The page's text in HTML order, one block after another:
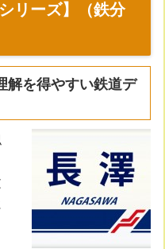
リーズ】（鉄分
解を得やすい鉄道デ